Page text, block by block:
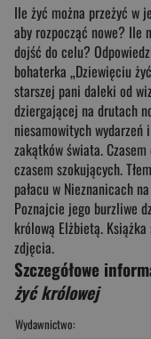
Ile żyć można przeżyć w
aby rozpocząć nowe? Ile
dojść do celu?
bohaterka „Dziewięciu
starszej pani daleki od
dziergającej na drutach
niesamowitych wydarzeń
zakątków świata.
czasem szokujących.
pałacu w Nieznanicach
Poznajcie jego burzliwe
królową Elżbietą.
zdjęcia.
Szczegółowe
żyć królowej
Wydawnictwo: